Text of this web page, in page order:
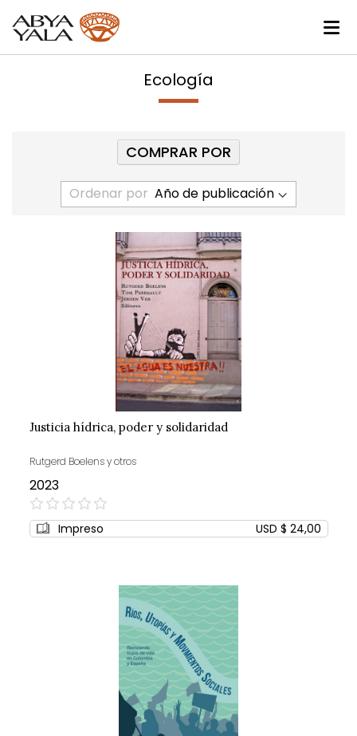
Ecología
Ordenar por
Justicia hídrica, poder y solidaridad
Rutgerd Boelens y otros
2023
0%
Impreso USD $ 24,00
COMPRAR POR